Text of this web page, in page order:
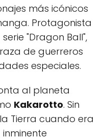
más icónicos
Protagonista
"Dragon Ball",
de guerreros
especiales.
al planeta
Kakarotto. Sin
Tierra cuando era